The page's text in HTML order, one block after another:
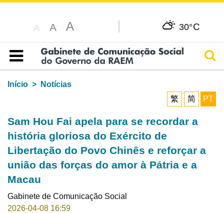
A A A 30°C
Índice
Início
Notícias
繁
简 PT
Sam Hou Fai apela para se recordar a
história gloriosa do Exército de
Libertação do Povo Chinês e reforçar a
união das forças do amor à Pátria e a
Macau
Gabinete de Comunicação Social
2026-04-08 16:59